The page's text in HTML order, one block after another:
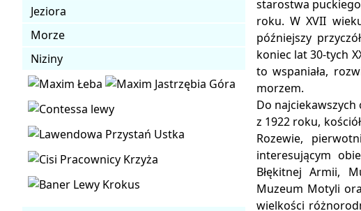
Jeziora
Morze
Niziny
starostwa
roku. W XVII
późniejszy
koniec lat 30-tych
to wspaniała,
morzem.
Do
z 1922 roku,
Rozewie,
interesującym
Błękitnej Armii,
Muzeum Motyli
wielkości